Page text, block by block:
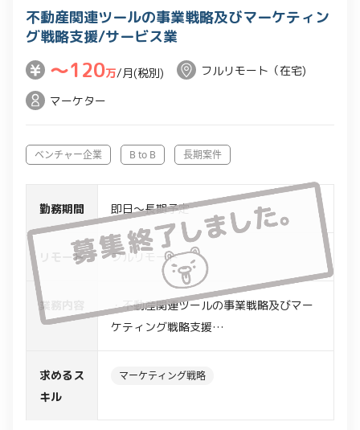
不動産関連ツールの事業戦略及びマーケティン
グ戦略支援/サービス業
〜120万/月(税別)
フルリモート（在宅)
マーケター
ベンチャー企業 B to B 長期案件
勤務期間 即日～長期予定
リモート フルリモート
業務内容
・不動産関連ツールの事業戦略及びマー
ケティング戦略支援
ケティング戦略～実行推進
求めるス
キル
マーケティング戦略